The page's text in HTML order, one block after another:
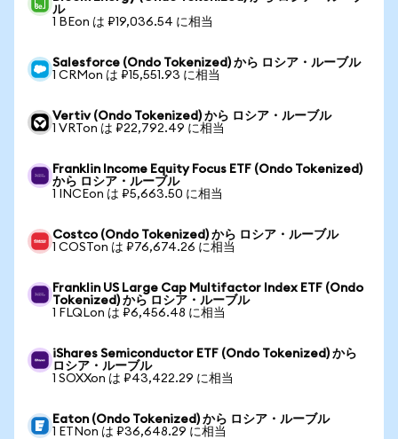
ル
1 BEon は ₽19,036.54 に相当
Salesforce (Ondo Tokenized) から ロシア・ルーブル
1 CRMon は ₽15,551.93 に相当
Vertiv (Ondo Tokenized) から ロシア・ルーブル
1 VRTon は ₽22,792.49 に相当
Franklin Income Equity Focus ETF (Ondo Tokenized)
から ロシア・ルーブル
1 INCEon は ₽5,663.50 に相当
Costco (Ondo Tokenized) から ロシア・ルーブル
1 COSTon は ₽76,674.26 に相当
Franklin US Large Cap Multifactor Index ETF (Ondo
Tokenized) から ロシア・ルーブル
1 FLQLon は ₽6,456.48 に相当
iShares Semiconductor ETF (Ondo Tokenized) から
ロシア・ルーブル
1 SOXXon は ₽43,422.29 に相当
Eaton (Ondo Tokenized) から ロシア・ルーブル
1 ETNon は ₽36,648.29 に相当